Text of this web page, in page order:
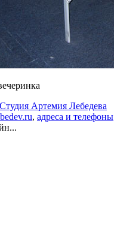
Студия Артемия Лебедева
, адреса и телефоны